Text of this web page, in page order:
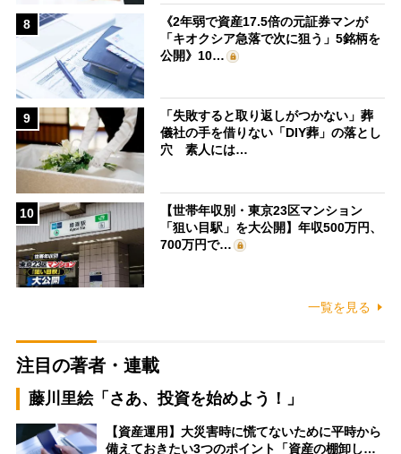
8
《2年弱で資産17.5倍の元証券マンが
「キオクシア急落で次に狙う」5銘柄を
公開》10…
9
「失敗すると取り返しがつかない」葬
儀社の手を借りない「DIY葬」の落とし
穴 素人には…
10
【世帯年収別・東京23区マンション
「狙い目駅」を大公開】年収500万円、
700万円で…
一覧を見る
注目の著者・連載
藤川里絵「さあ、投資を始めよう！」
【資産運用】大災害時に慌てないために平時から
備えておきたい3つのポイント「資産の棚卸し…